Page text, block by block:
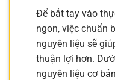
Để bắt tay vào
ngon, việc chuẩn
nguyên liệu sẽ
thuận lợi hơn.
nguyên liệu cơ